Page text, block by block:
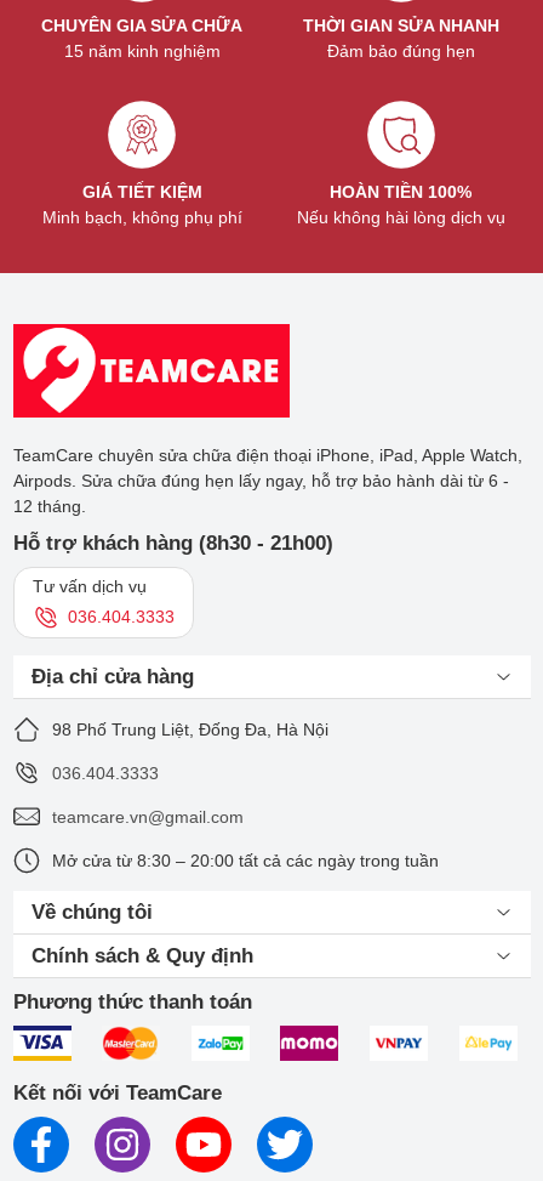
CHUYÊN GIA SỬA CHỮA
15 năm kinh nghiệm
THỜI GIAN SỬA NHANH
Đảm bảo đúng hẹn
GIÁ TIẾT KIỆM
Minh bạch, không phụ phí
HOÀN TIỀN 100%
Nếu không hài lòng dịch vụ
TeamCare chuyên sửa chữa điện thoại iPhone, iPad, Apple Watch,
Airpods. Sửa chữa đúng hẹn lấy ngay, hỗ trợ bảo hành dài từ 6 -
12 tháng.
Hỗ trợ khách hàng (8h30 - 21h00)
Tư vấn dịch vụ
036.404.3333
Địa chỉ cửa hàng
98 Phố Trung Liệt, Đống Đa, Hà Nội
036.404.3333
teamcare.vn@gmail.com
Mở cửa từ 8:30 – 20:00 tất cả các ngày trong tuần
Về chúng tôi
Chính sách & Quy định
Phương thức thanh toán
Kết nối với TeamCare